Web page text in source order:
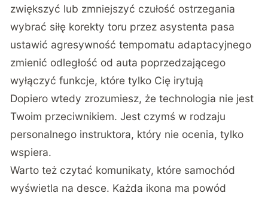
zwiększyć lub zmniejszyć czułość ostrzegania
wybrać siłę korekty toru przez asystenta pasa
ustawić agresywność tempomatu adaptacyjnego
zmienić odległość od auta poprzedzającego
wyłączyć funkcje, które tylko Cię irytują
Dopiero wtedy zrozumiesz, że technologia nie jest
Twoim przeciwnikiem. Jest czymś w rodzaju
personalnego instruktora, który nie ocenia, tylko
wspiera.
Warto też czytać komunikaty, które samochód
wyświetla na desce. Każda ikona ma powód